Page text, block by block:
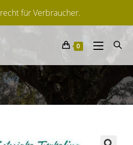
ca. 2-6 Tage
Herstellern
für Verbraucher.
0